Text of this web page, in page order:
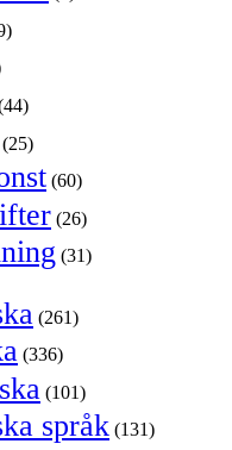
(25)
(60)
(26)
(31)
(261)
(336)
(101)
språk (131)